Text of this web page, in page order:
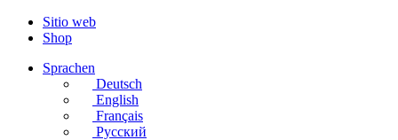
Sitio web
Shop
Sprachen
Deutsch
English
Français
Русский